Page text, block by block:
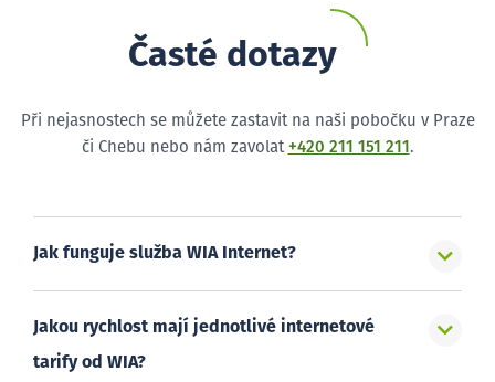
Časté dotazy
Při nejasnostech se můžete zastavit na naši pobočku v Praze
či Chebu nebo nám zavolat +420 211 151 211 .
Jak funguje služba WIA Internet?
Jakou rychlost mají jednotlivé internetové
tarify od WIA?